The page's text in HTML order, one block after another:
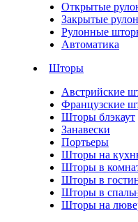
Открытые
Закрытые
Рулонные
Автоматика
Шторы
Австрийские
Французские
Шторы блэкаут
Занавески
Портьеры
Шторы на
Шторы в
Шторы в
Шторы в
Шторы на